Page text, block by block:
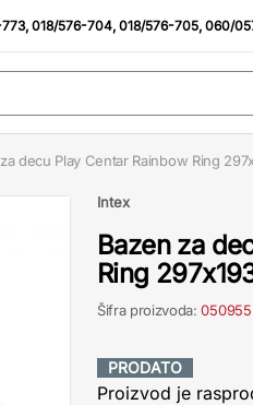
,018/576-704,018/576-705,060/
decu Play Centar Rainbow Ring
Intex
Bazen za
Ring
Šifra proizvoda:050955
PRODATO
Proizvod je